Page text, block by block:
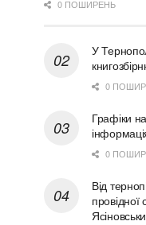
0 ПОШИРЕНЬ
У
0
Графіки
0
Від